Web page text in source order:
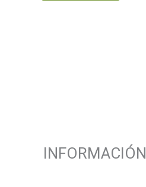
INFORMACIÓN